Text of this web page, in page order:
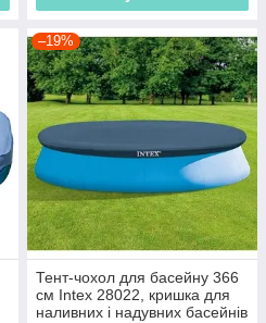
–19%
Тент-чохол для басейну 366
см Intex 28022, кришка для
наливних і надувних басейнів